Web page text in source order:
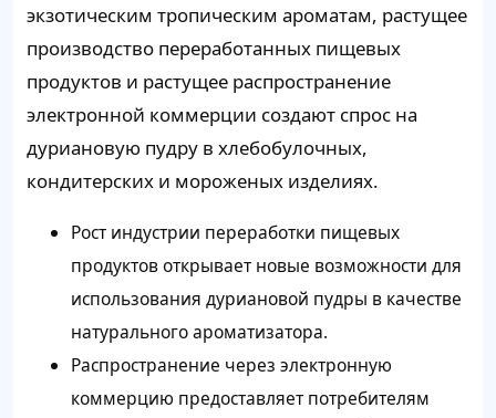
экзотическим тропическим ароматам, растущее
производство переработанных пищевых
продуктов и растущее распространение
электронной коммерции создают спрос на
дуриановую пудру в хлебобулочных,
кондитерских и мороженых изделиях.
Рост индустрии переработки пищевых
продуктов открывает новые возможности для
использования дуриановой пудры в качестве
натурального ароматизатора.
Распространение через электронную
коммерцию предоставляет потребителям